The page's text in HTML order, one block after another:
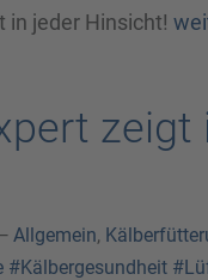
in jeder Hinsicht!
Allgemein,
#Kälbergesundheit